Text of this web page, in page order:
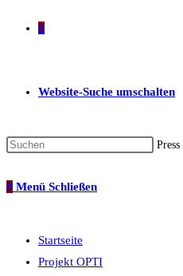
0
Website-Suche umschalten
0 Menü Schließen
Startseite
Projekt OPTI